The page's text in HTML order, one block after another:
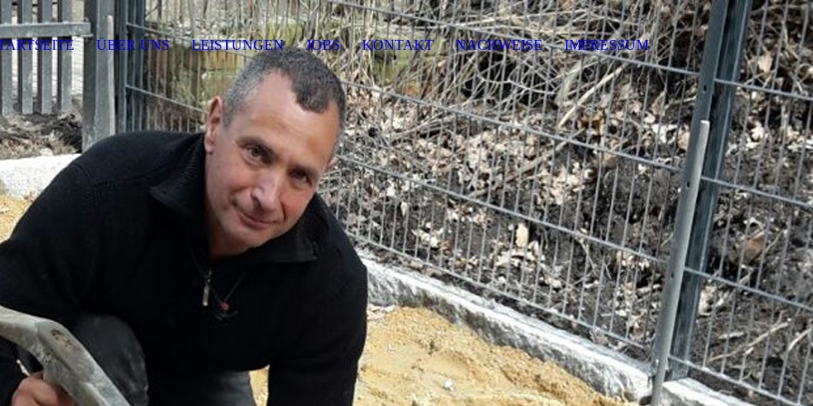
ÜBER UNS LEISTUNGEN JOBS KONTAKT NACHWEISE IMPRESSUM